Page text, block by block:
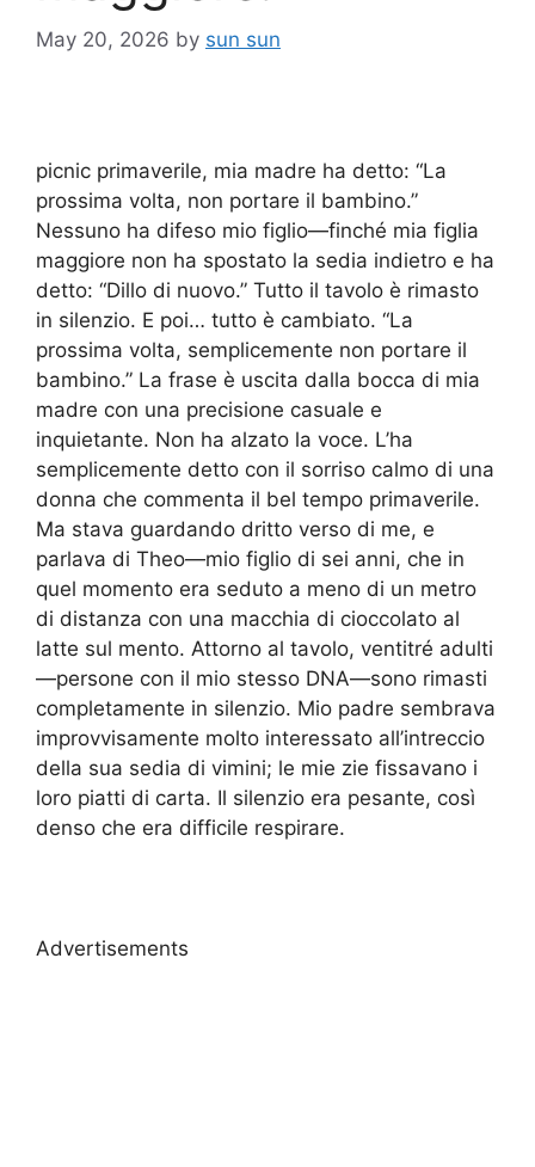
May 20, 2026 by sun sun
picnic primaverile, mia madre ha detto: “La
prossima volta, non portare il bambino.”
Nessuno ha difeso mio figlio—finché mia figlia
maggiore non ha spostato la sedia indietro e ha
detto: “Dillo di nuovo.” Tutto il tavolo è rimasto
in silenzio. E poi… tutto è cambiato. “La
prossima volta, semplicemente non portare il
bambino.” La frase è uscita dalla bocca di mia
madre con una precisione casuale e
inquietante. Non ha alzato la voce. L’ha
semplicemente detto con il sorriso calmo di una
donna che commenta il bel tempo primaverile.
Ma stava guardando dritto verso di me, e
parlava di Theo—mio figlio di sei anni, che in
quel momento era seduto a meno di un metro
di distanza con una macchia di cioccolato al
latte sul mento. Attorno al tavolo, ventitré adulti
—persone con il mio stesso DNA—sono rimasti
completamente in silenzio. Mio padre sembrava
improvvisamente molto interessato all’intreccio
della sua sedia di vimini; le mie zie fissavano i
loro piatti di carta. Il silenzio era pesante, così
denso che era difficile respirare.
Advertisements